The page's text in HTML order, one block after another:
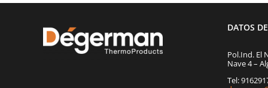
DATOS
Pol.Ind. El
Nave 4 –
Tel: